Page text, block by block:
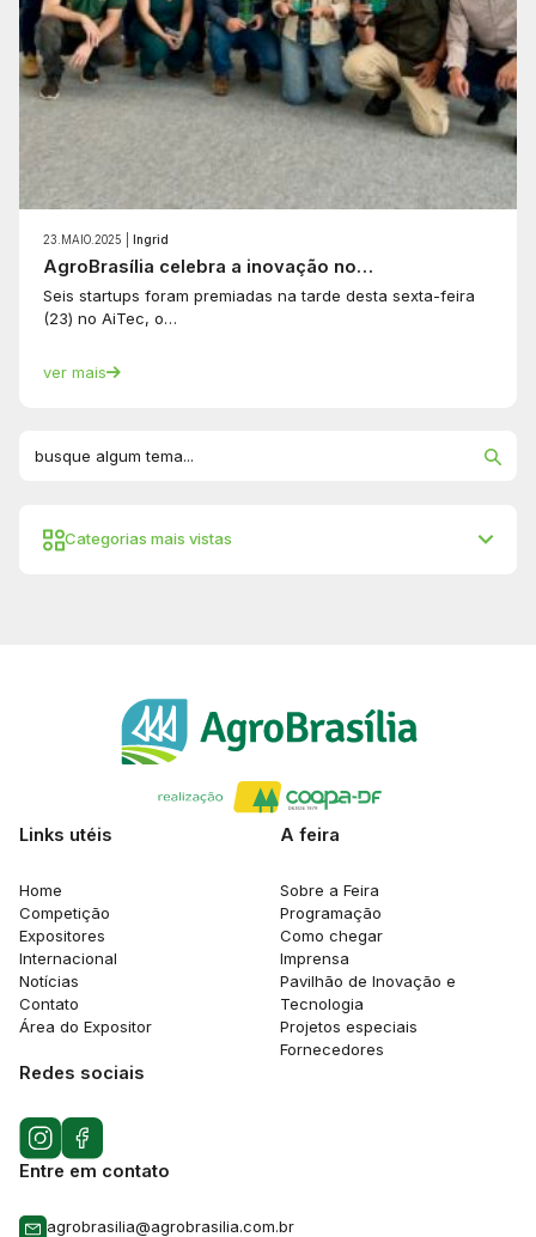
Categorias mais vistas
23.MAIO.2025 | Ingrid
AgroBrasília celebra a inovação no…
Seis startups foram premiadas na tarde desta sexta-feira
(23) no AiTec, o…
ver mais
Links utéis
Home
Competição
Expositores
Internacional
Notícias
Contato
Área do Expositor
A feira
Sobre a Feira
Programação
Como chegar
Imprensa
Pavilhão de Inovação e
Tecnologia
Projetos especiais
Fornecedores
Redes sociais
Entre em contato
agrobrasilia@agrobrasilia.com.br